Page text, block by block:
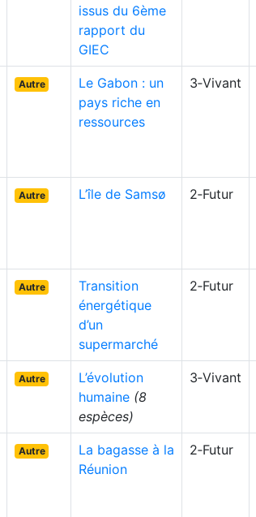
issus du 6ème
rapport du
GIEC
Autre
Le Gabon : un
pays riche en
ressources
3‑Vivant
Autre L’île de Samsø 2‑Futur
Autre
Transition
énergétique
d’un
supermarché
2‑Futur
Autre
L’évolution
humaine (8
espèces)
3‑Vivant
Autre
La bagasse à la
Réunion
2‑Futur